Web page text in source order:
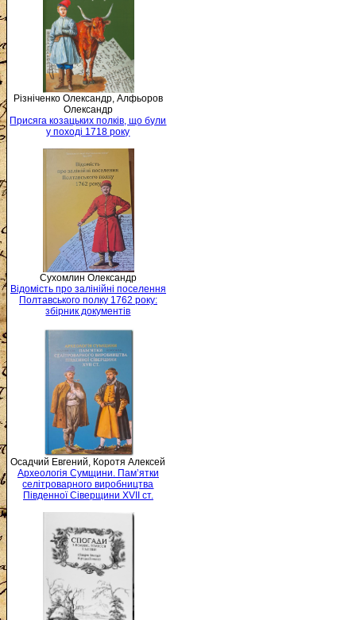
Різніченко Олександр, Алфьоров
Олександр
Присяга козацьких полків, що були
у поході 1718 року
Сухомлин Олександр
Відомість про залінійні поселення
Полтавського полку 1762 року:
збірник документів
Осадчий Евгений, Коротя Алексей
Археологія Сумщини. Пам’ятки
селітроварного виробництва
Південної Сіверщини XVII ст.